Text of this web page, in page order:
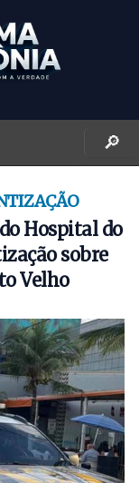
🔎
Hospital do
sobre
Velho